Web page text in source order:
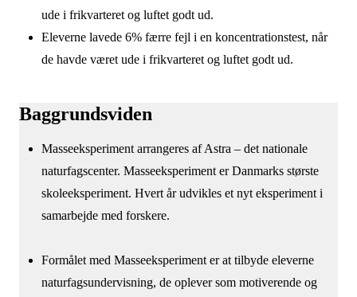
ude i frikvarteret og luftet godt ud.
Eleverne lavede 6% færre fejl i en koncentrationstest, når
de havde været ude i frikvarteret og luftet godt ud.
Baggrundsviden
Masseeksperiment arrangeres af Astra – det nationale
naturfagscenter. Masseeksperiment er Danmarks største
skoleeksperiment. Hvert år udvikles et nyt eksperiment i
samarbejde med forskere.
Formålet med Masseeksperiment er at tilbyde eleverne
naturfagsundervisning, de oplever som motiverende og